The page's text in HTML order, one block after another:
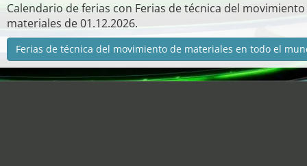
Calendario de ferias con Ferias de técnica del
materiales de 01.12.2026.
Ferias de técnica del movimiento de materiales en todo el